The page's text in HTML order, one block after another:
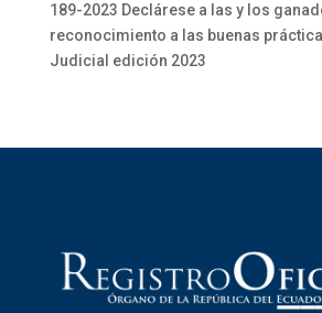
189-2023 Declárese a las y los
reconocimiento a las buenas
Judicial edición 2023